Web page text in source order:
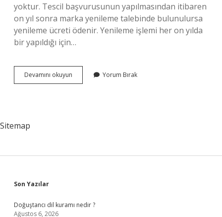
yoktur. Tescil başvurusunun yapılmasından itibaren
on yıl sonra marka yenileme talebinde bulunulursa
yenileme ücreti ödenir. Yenileme işlemi her on yılda
bir yapıldığı için…
Devamını okuyun
Yıllık
Yorum Bırak
Sitemap
Sidebar
Son Yazılar
Doğuştancı dil kuramı nedir ?
Ağustos 6, 2026